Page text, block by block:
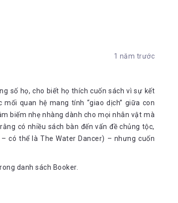
1 năm trước
số họ, cho biết họ thích cuốn sách vì sự kết
quan hệ mang tính “giao dịch” giữa con
biếm nhẹ nhàng dành cho mọi nhân vật mà
có nhiều sách bàn đến vấn đề chủng tộc,
có thể là The Water Dancer) – nhưng cuốn
danh sách Booker.